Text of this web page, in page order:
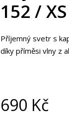
152 / XS
Příjemný svetr s
díky příměsi vlny z
690 Kč